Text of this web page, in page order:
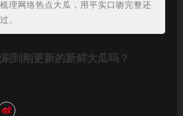
理网络热点大瓜，用平实口吻完整还
。
到刚更新的新鲜大瓜吗？